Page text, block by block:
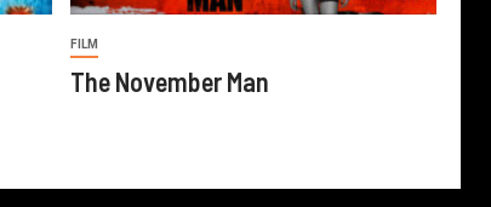
FILM
The November Man